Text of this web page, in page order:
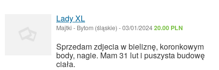
Lady XL
Majtki - Bytom (śląskie) -03/01/202420.00 PLN
Sprzedam zdjecia w bieliznę, koronkowym
body, nagie. Mam 31 lut i puszysta budowę
ciała.